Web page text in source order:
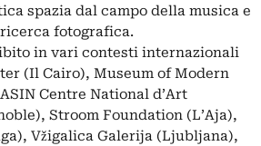
spazia dal campo della musica e
fotografica.
in vari contesti internazionali
(Il Cairo), Museum of Modern
Centre National d’Art
Stroom Foundation (L’Aja),
Vžigalica Galerija (Ljubljana),